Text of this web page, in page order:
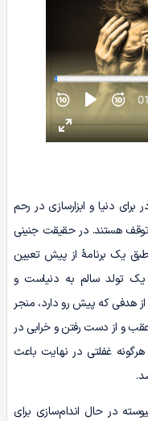
دنیا و ابزارسازی در رحم
توقف هستند. در حقیقت جنینی
طبق یک برنامۀ از پیش تعیین
یک تولد سالم به دنیاست و
هدفی که پیش رو دارد، منجر
و از دست رفتن و خرابی در
غفلتی در نهایت باعث
در حال اندام‌سازی برای